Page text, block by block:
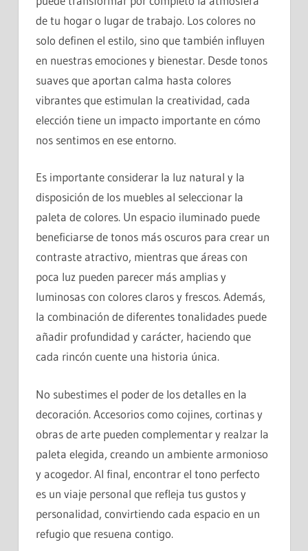
de tu hogar o lugar de trabajo. Los colores no
solo definen el estilo, sino que también influyen
en nuestras emociones y bienestar. Desde tonos
suaves que aportan calma hasta colores
vibrantes que estimulan la creatividad, cada
elección tiene un impacto importante en cómo
nos sentimos en ese entorno.
Es importante considerar la luz natural y la
disposición de los muebles al seleccionar la
paleta de colores. Un espacio iluminado puede
beneficiarse de tonos más oscuros para crear un
contraste atractivo, mientras que áreas con
poca luz pueden parecer más amplias y
luminosas con colores claros y frescos. Además,
la combinación de diferentes tonalidades puede
añadir profundidad y carácter, haciendo que
cada rincón cuente una historia única.
No subestimes el poder de los detalles en la
decoración. Accesorios como cojines, cortinas y
obras de arte pueden complementar y realzar la
paleta elegida, creando un ambiente armonioso
y acogedor. Al final, encontrar el tono perfecto
es un viaje personal que refleja tus gustos y
personalidad, convirtiendo cada espacio en un
refugio que resuena contigo.